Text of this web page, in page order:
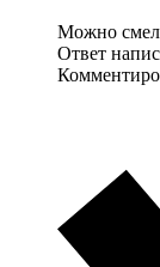
Можно
Ответ